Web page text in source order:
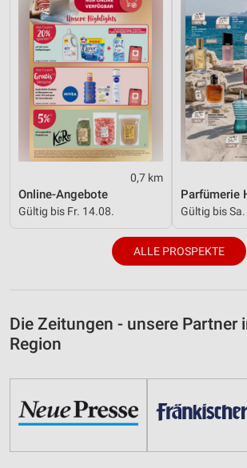
0,7 km
Online-Angebote
Gültig bis Fr. 14.08.
Parfümerie
Gültig bis
ALLE PROSPEKTE
Die Zeitungen - unsere Partner
Region